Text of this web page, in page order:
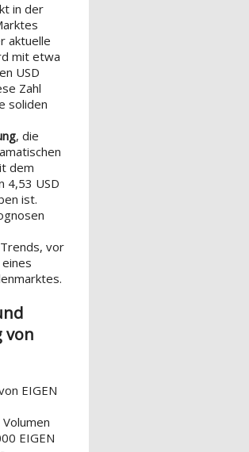
in der
aktuelle
mit etwa
USD
Zahl
soliden
, die
dem
4,53 USD
ist.
vor
von
EIGEN
EIGEN